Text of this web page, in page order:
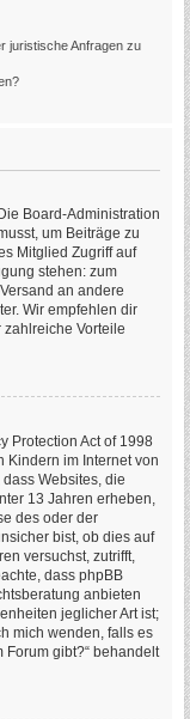
juristische Anfragen zu
Board-Administration
um Beiträge zu
Mitglied Zugriff auf
stehen: zum
an andere
Wir empfehlen dir
Vorteile
Protection Act of 1998
Kindern im Internet von
Websites, die
13 Jahren erheben,
des oder der
bist, ob dies auf
versuchst, zutrifft,
dass phpBB
anbieten
jeglicher Art ist;
mich wenden, falls es
Forum gibt?“ behandelt